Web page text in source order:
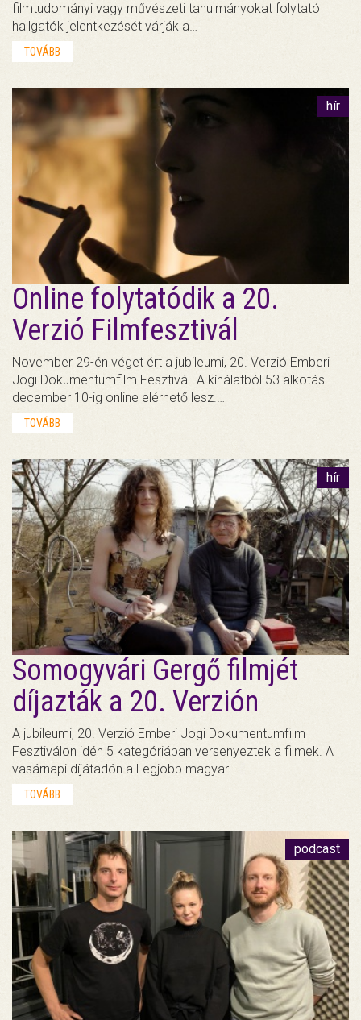
filmtudományi vagy művészeti tanulmányokat folytató
hallgatók jelentkezését várják a…
TOVÁBB
hír
Online folytatódik a 20.
Verzió Filmfesztivál
November 29-én véget ért a jubileumi, 20. Verzió Emberi
Jogi Dokumentumfilm Fesztivál. A kínálatból 53 alkotás
december 10-ig online elérhető lesz.…
TOVÁBB
hír
Somogyvári Gergő filmjét
díjazták a 20. Verzión
A jubileumi, 20. Verzió Emberi Jogi Dokumentumfilm
Fesztiválon idén 5 kategóriában versenyeztek a filmek. A
vasárnapi díjátadón a Legjobb magyar…
TOVÁBB
podcast